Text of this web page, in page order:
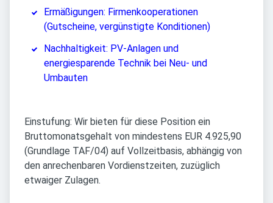
Ermäßigungen: Firmenkooperationen
(Gutscheine, vergünstigte Konditionen)
Nachhaltigkeit: PV-Anlagen und
energiesparende Technik bei Neu- und
Umbauten
Einstufung: Wir bieten für diese Position ein
Bruttomonatsgehalt von mindestens EUR 4.925,90
(Grundlage TAF/04) auf Vollzeitbasis, abhängig von
den anrechenbaren Vordienstzeiten, zuzüglich
etwaiger Zulagen.